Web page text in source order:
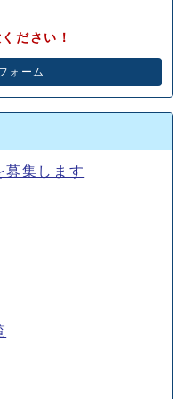
ださい！
ォーム
募集します